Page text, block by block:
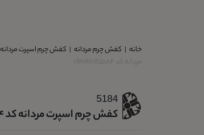
خانه | کفش چرم مردانه | کفش چرم اسپرت مردانه
مردانه کد 5184(limited)
5184
کفش چرم اسپرت مردانه کد 5184(limited)